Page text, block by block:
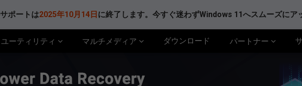
ポートは2025年10月14日 に終了します。今すぐ迷わずWindows 11へスムーズにア
ユーティリティ マルチメディア ダウンロード パートナー